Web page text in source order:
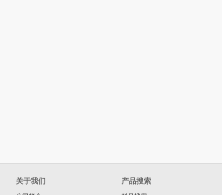
关于我们 产品搜索